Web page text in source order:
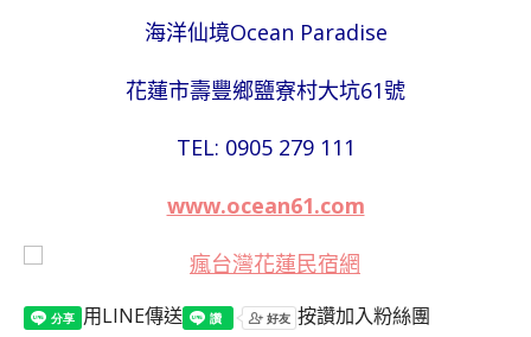
海洋仙境Ocean Paradise
花蓮市壽豐鄉鹽寮村大坑61號
TEL: 0905 279 111
www.ocean61.com
用LINE傳送 按讚加入粉絲團